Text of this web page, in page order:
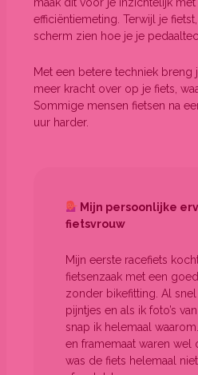
efficiëntiemeting. Terwijl je
scherm zien hoe je je
Met een betere techniek
meer kracht over op je fiets,
Sommige mensen fietsen na
uur harder.
Mijn persoonlijke
fietsvrouw
Mijn eerste racefiets
fietsenzaak met een
zonder bikefitting. Al
pijntjes en als ik foto’s
snap ik helemaal
en framemaat waren wel
was de fiets helemaal